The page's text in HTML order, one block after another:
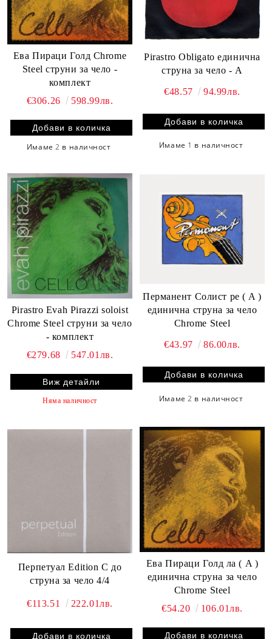
Ева Пираци Голд Chrome
Steel струни за чело -
комплект
€306.26
598.99лв.
Имаме2 в наличност
Pirastro Obligato единична
струна за чело - А
€48.57 94.99лв.
Имаме 1 в наличност
Pirastro Evah Pirazzi soloist
Chrome Steel струни за чело
- комплект
€279.68
547.01лв.
Виж детайли
Няма наличност
Перманент Солист ре ( A )
единична струнa за чело
Chrome Steel
€43.97 86.00лв.
Имаме2 в наличност
Перпетуал Edition C до
струна за чело 4/4
€113.51 222.01лв.
Ева Пираци Голд ла ( A )
единична струнa за чело
Chrome Steel
€54.20
106.01лв.